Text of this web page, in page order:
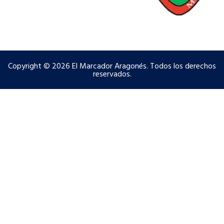
Copyright © 2026 El Marcador Aragonés. Todos los derechos
reservados.